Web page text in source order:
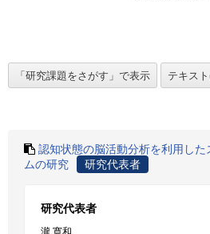
認知状態の脳活動分析を利用し
ムの研究
研究代表者
研究代表者
瀧 寛和